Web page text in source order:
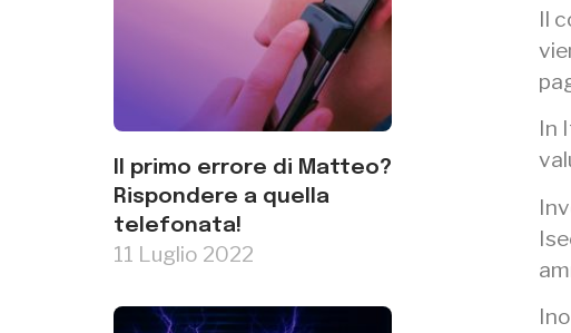
Il primo errore di Matteo?
Rispondere a quella
telefonata!
11 Luglio 2022
Il
In